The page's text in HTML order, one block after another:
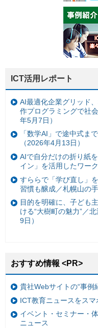
ICT活用レポート
AI最適化企業グリッド
作プログラミングで社
年5月7日）
「数学AI」で途中式ま
（2026年4月13日）
AIで自分だけの折り紙
イン」を活用したワー
すららで「学び直し」
習慣も醸成／札幌山の
目的を明確に、子ども
ける“大樹町の魅力”／
9日）
おすすめ情報 <PR>
貴社Webサイトの“事例
ICT教育ニュースをス
イベント・セミナー・
ニュース